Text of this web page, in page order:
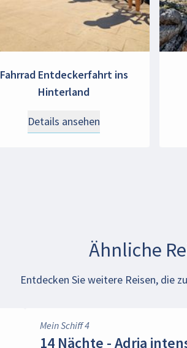
Fahrrad Entdeckerfahrt ins
Hinterland
Details ansehen
Ähnliche
Entdecken Sie weitere Reisen, die
Mein Schiff 4
14 Nächte - Adria